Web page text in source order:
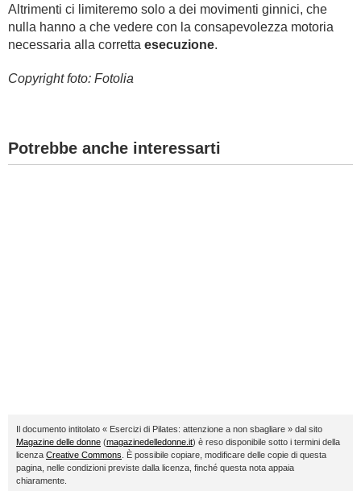
Altrimenti ci limiteremo solo a dei movimenti ginnici, che
nulla hanno a che vedere con la consapevolezza motoria
necessaria alla corretta esecuzione.
Copyright foto: Fotolia
Potrebbe anche interessarti
Il documento intitolato « Esercizi di Pilates: attenzione a non sbagliare » dal sito
Magazine delle donne (magazinedelledonne.it) è reso disponibile sotto i termini della
licenza Creative Commons . È possibile copiare, modificare delle copie di questa
pagina, nelle condizioni previste dalla licenza, finché questa nota appaia
chiaramente.